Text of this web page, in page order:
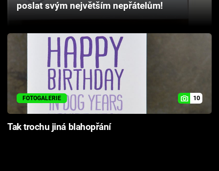
Pořady
TV Program
Sledujte prima+
Přihlášení
Sledujte nás
poslat svým největším nepřátelům!
FOTOGALERIE 10
Tak trochu jiná blahopřání